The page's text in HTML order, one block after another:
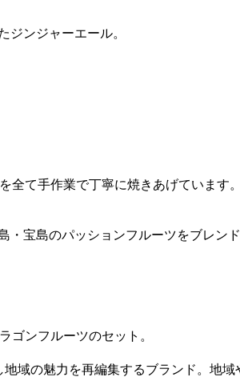
ジンジャーエール。
全て手作業で丁寧に焼きあげています。
・宝島のパッションフルーツをブレンド
ゴンフルーツのセット。
の魅力を再編集するブランド。地域